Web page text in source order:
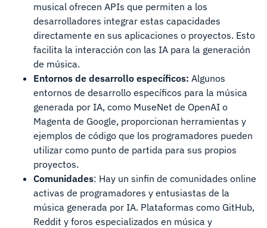
musical ofrecen APIs que permiten a los
desarrolladores integrar estas capacidades
directamente en sus aplicaciones o proyectos. Esto
facilita la interacción con las IA para la generación
de música.
Entornos de desarrollo específicos: Algunos
entornos de desarrollo específicos para la música
generada por IA, como MuseNet de OpenAI o
Magenta de Google, proporcionan herramientas y
ejemplos de código que los programadores pueden
utilizar como punto de partida para sus propios
proyectos.
Comunidades: Hay un sinfin de comunidades online
activas de programadores y entusiastas de la
música generada por IA. Plataformas como GitHub,
Reddit y foros especializados en música y